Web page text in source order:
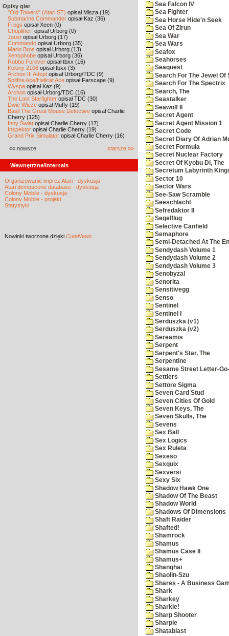
Opisy gier
"Old Towers" (Atari ST) opisał Misza (19)
Submarine Commander opisał Kaz (36)
Frogs opisał Xeen (0)
Choplifter! opisał Urborg (0)
Joust opisał Urborg (17)
Commando opisał Urborg (35)
Mario Bros opisał Urborg (13)
Xenophobe opisał Urborg (36)
Robbo Forever opisał tbxx (16)
Kolony 2106 opisał tbxx (3)
Archon II: Adept opisał Urborg/TDC (9)
Spitfire Ace/Hellcat Ace opisał Farscape (9)
Wyspa opisał Kaz (9)
Archon opisał Urborg/TDC (16)
The Last Starfighter opisał TDC (30)
Dwie Wieże opisał Muffy (19)
Basil The Great Mouse Detective opisał Charlie
Cherry (125)
Inny Świat opisał Charlie Cherry (17)
Inspektor opisał Charlie Cherry (19)
Grand Prix Simulator opisał Charlie Cherry (16)
«« nowsze starsze »»
Wewnętrzne/Internals
Organizowanie imprez Atari - dyskusja
Atari demoscene database - dyskusja
Colony Mobile - dyskusja
Colony Mobile - projekt
Statystyki
Nowinki tworzone dzięki CuteNews
Sea Falcon IV
Sea Fighter
Sea Horse Hide'n Seek
Sea Of Zirun
Sea War
Sea Wars
Seafox
Seahorses
Seaquest
Search For The Jewel Of
Search For The Spectrix
Search, The
Seastalker
Seawolf II
Secret Agent
Secret Agent Mission 1
Secret Code
Secret Diary Of Adrian
Secret Formula
Secret Nuclear Factory
Secret Of Kyobu Di, The
Secretum Labyrinth
Sector 10
Sector Wars
See-Saw Scramble
Seeschlacht
Sefredaktor II
Segelflug
Selective Canfield
Semaphore
Semi-Detached At The
Sendydash Volume 1
Sendydash Volume 2
Sendydash Volume 3
Senobyzal
Senorita
Sensitivegg
Senso
Sentinel
Sentinel I
Serduszka (v1)
Serduszka (v2)
Sereamis
Serpent
Serpent's Star, The
Serpentine
Sesame Street Letter-
Settlers
Settore Sigma
Seven Card Stud
Seven Cities Of Gold
Seven Keys, The
Seven Skulls, The
Sevens
Sex Ball
Sex Logics
Sex Ruleta
Sexeso
Sexquix
Sexversi
Sexy Six
Shadow Hawk One
Shadow Of The Beast
Shadow World
Shadows Of Dimensions
Shaft Raider
Shafted!
Shamrock
Shamus
Shamus Case II
Shamus+
Shanghai
Shaolin-Szu
Shares - A Business
Shark
Sharkey
Sharkie!
Sharp Shooter
Sharpie
Shatablast